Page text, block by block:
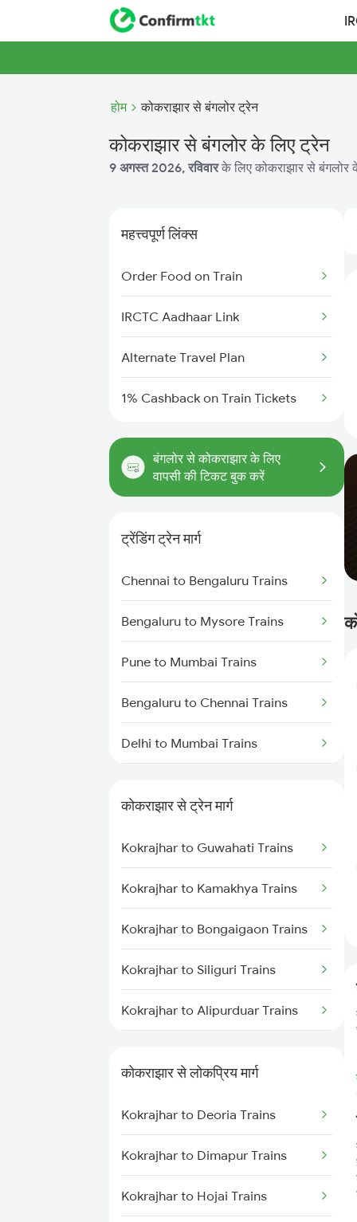
होम कोकराझार से बंगलोर ट्रेन
कोकराझार से बंगलोर के लिए ट्रेन
9 अगस्त 2026, रविवारके लिए कोकराझार से बंगलोर
महत्त्वपूर्ण लिंक्स
Order Food on Train
IRCTC Aadhaar Link
Alternate Travel Plan
1% Cashback on Train Tickets
बंगलोर से कोकराझार के लिए
वापसी की टिकट बुक करें
ट्रेंडिंग ट्रेन मार्ग
Chennai to Bengaluru Trains
Bengaluru to Mysore Trains
Pune to Mumbai Trains
Bengaluru to Chennai Trains
Delhi to Mumbai Trains
Mumbai to Delhi Trains
Mumbai to Goa Trains
Chennai to Coimbatore Trains
कोकराझार से ट्रेन मार्ग
Kokrajhar to Guwahati Trains
Kokrajhar to Kamakhya Trains
Kokrajhar to Bongaigaon Trains
Kokrajhar to Siliguri Trains
Kokrajhar to Alipurduar Trains
Trains
Kokrajhar to Rangia Trains
Kokrajhar to Malda Trains
Kokrajhar to New Tinsukia Trains
कोकराझार से लोकप्रिय मार्ग
Kokrajhar to Deoria Trains
Kokrajhar to Dimapur Trains
Kokrajhar to Hojai Trains